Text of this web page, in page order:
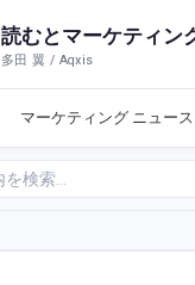
読むとマーケティン
多田 翼 / Aqxis
マーケティング ニュー